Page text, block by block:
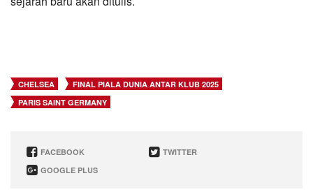
CHELSEA
FINAL PIALA DUNIA ANTAR KLUB 2025
PARIS SAINT GERMANY
FACEBOOK
TWITTER
GOOGLE PLUS